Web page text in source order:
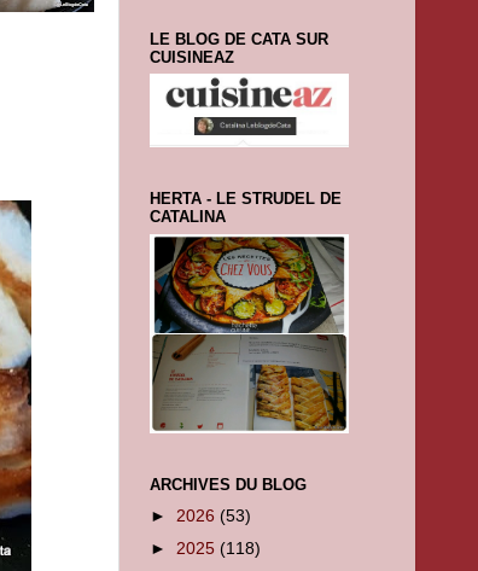
LE BLOG DE CATA SUR
CUISINEAZ
HERTA - LE STRUDEL DE
CATALINA
ARCHIVES DU BLOG
► 2026 (53)
► 2025 (118)